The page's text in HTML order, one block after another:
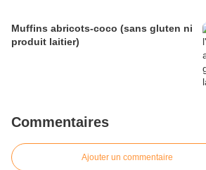
Muffins abricots-coco (sans gluten ni
produit laitier)
Commentaires
Ajouter un commentaire